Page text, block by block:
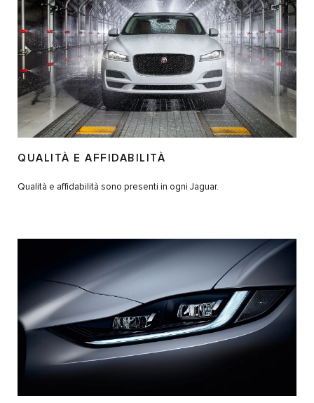
QUALITÀ E AFFIDABILITÀ
Qualità e affidabilità sono presenti in ogni Jaguar.